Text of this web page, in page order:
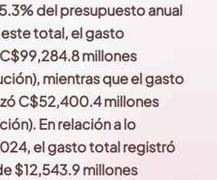
del presupuesto anual
total, el gasto
millones
mientras que el gasto
C$52,400.4 millones
En relación a lo
el gasto total registró
$12,543.9 millones